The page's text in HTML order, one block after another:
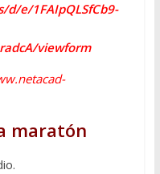
e/1FAIpQLSfCb9-
viewform
maratón